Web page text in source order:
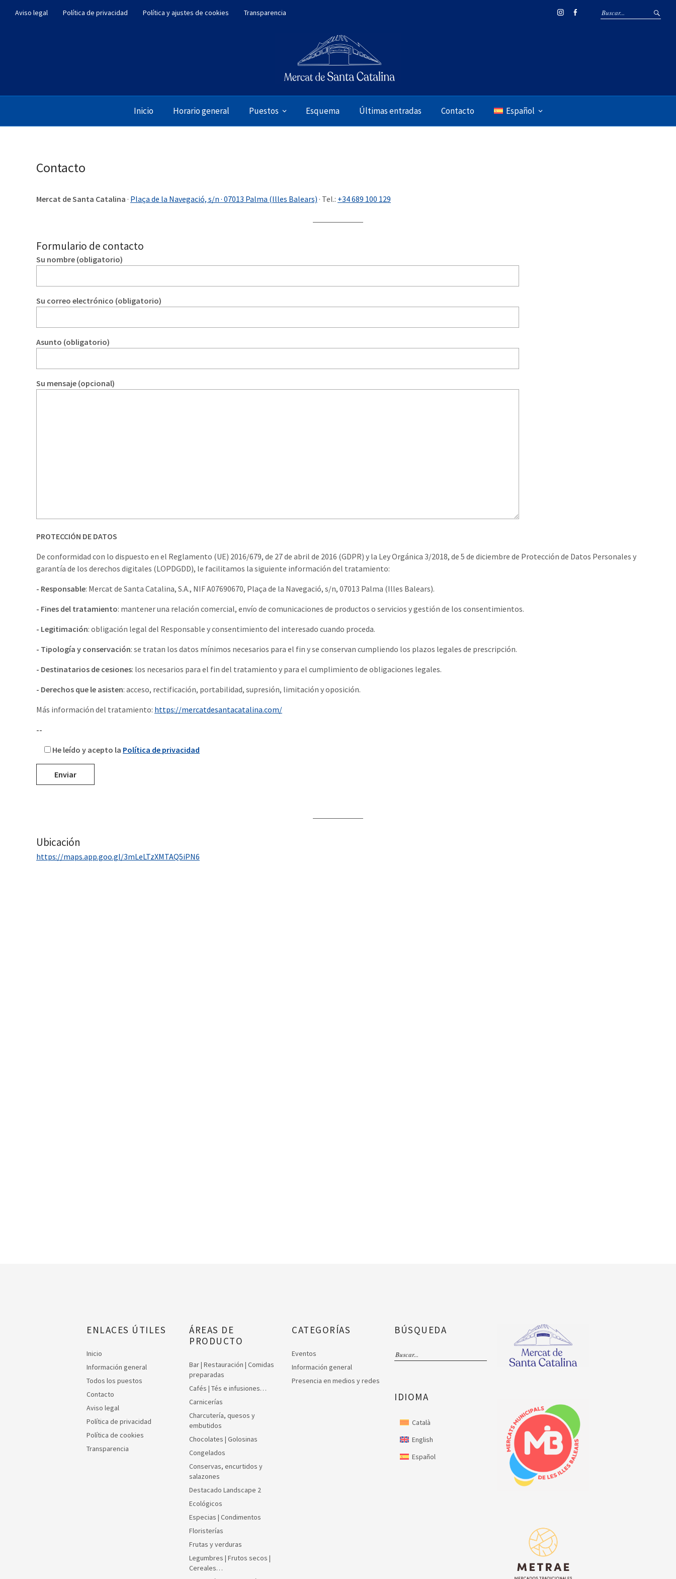
Aviso legal Política de privacidad Política y ajustes de cookies
Transparencia
Inicio Horario general Puestos Esquema Últimas entradas Contacto Español
Contacto
Mercat de Santa Catalina · Plaça de la Navegació, s/n · 07013 Palma (Illes Balears) · Tel.: +34 689 100 129
Formulario de contacto
Su nombre (obligatorio)
Su correo electrónico (obligatorio)
Asunto (obligatorio)
Su mensaje (opcional)
PROTECCIÓN DE DATOS
De conformidad con lo dispuesto en el Reglamento (UE) 2016/679, de 27 de abril de 2016 (GDPR) y la Ley Orgánica 3/2018, de 5 de diciembre de Protección de Datos Personales y
garantía de los derechos digitales (LOPDGDD), le facilitamos la siguiente información del tratamiento:
- Responsable: Mercat de Santa Catalina, S.A., NIF A07690670, Plaça de la Navegació, s/n, 07013 Palma (Illes Balears).
- Fines del tratamiento: mantener una relación comercial, envío de comunicaciones de productos o servicios y gestión de los consentimientos.
- Legitimación: obligación legal del Responsable y consentimiento del interesado cuando proceda.
- Tipología y conservación: se tratan los datos mínimos necesarios para el fin y se conservan cumpliendo los plazos legales de prescripción.
- Destinatarios de cesiones: los necesarios para el fin del tratamiento y para el cumplimiento de obligaciones legales.
- Derechos que le asisten: acceso, rectificación, portabilidad, supresión, limitación y oposición.
Más información del tratamiento: https://mercatdesantacatalina.com/
--
He leído y acepto la Política de privacidad
Ubicación
https://maps.app.goo.gl/3mLeLTzXMTAQ5iPN6
ENLACES ÚTILES
Inicio
Información general
Todos los puestos
Contacto
Aviso legal
Política de privacidad
Política de cookies
Transparencia
ÁREAS DE
PRODUCTO
Bar | Restauración | Comidas
preparadas
Cafés | Tés e infusiones…
Carnicerías
Charcutería, quesos y
embutidos
Chocolates | Golosinas
Congelados
Conservas, encurtidos y
salazones
Destacado Landscape 2
Ecológicos
Especias | Condimentos
Floristerías
Frutas y verduras
Legumbres | Frutos secos |
Cereales…
CATEGORÍAS
Eventos
Información general
Presencia en medios y redes
BÚSQUEDA
IDIOMA
Català
English
Español